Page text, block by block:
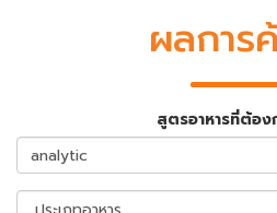
ผลการ
สูตรอาหารที่ต้อง